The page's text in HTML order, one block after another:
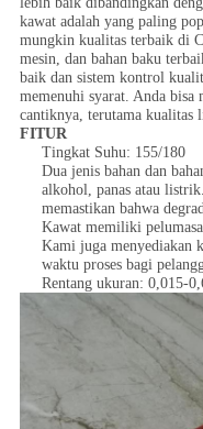
kawat adalah yang paling
mungkin kualitas terbaik di
mesin, dan bahan baku
baik dan sistem kontrol
memenuhi syarat. Anda
cantiknya, terutama kualitas
FITUR
Tingkat Suhu: 155/180
Dua jenis bahan dan
alkohol, panas atau
memastikan bahwa
Kawat memiliki
Kami juga menyediakan
waktu proses bagi
Rentang ukuran: 0,015-